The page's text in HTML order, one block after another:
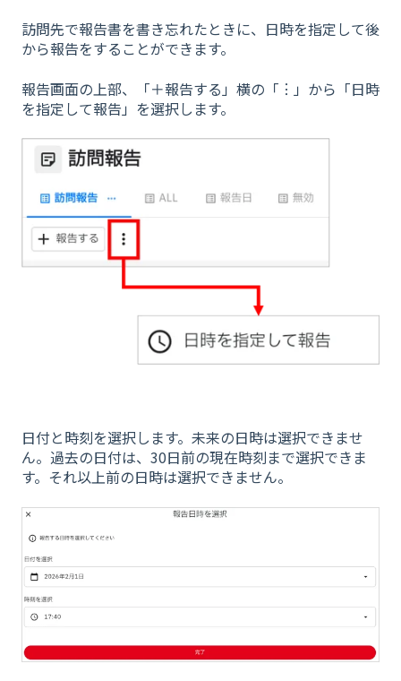
訪問先で報告書を書き忘れたときに、日時を指定して後
から報告をすることができます。
報告画面の上部、「＋報告する」横の「︙」から「日時
を指定して報告」を選択します。
日付と時刻を選択します。未来の日時は選択できませ
ん。過去の日付は、30日前の現在時刻まで選択できま
す。それ以上前の日時は選択できません。